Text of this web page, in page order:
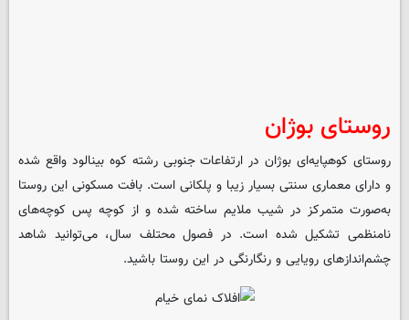
روستای بوژان
روستای کوهپایه‌ای بوژان در ارتفاعات جنوبی رشته کوه بینالود واقع شده
و دارای معماری سنتی بسیار زیبا و پلکانی است. بافت مسکونی این روستا
به‌صورت متمرکز در شیب ملایم ساخته شده و از کوچه پس کوچه‌های
نامنظمی تشکیل شده است. در فصول محتلف سال، می‌توانید شاهد
چشم‌اندازهای رویایی و رنگارنگی در این روستا باشید.